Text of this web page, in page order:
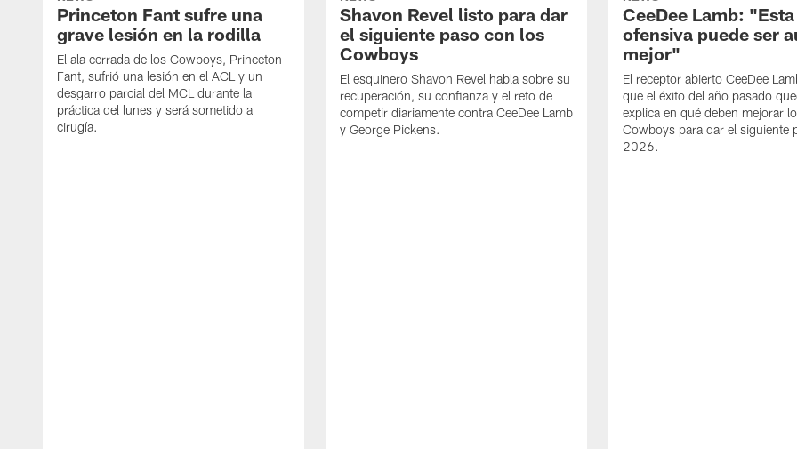
Princeton Fant sufre una
grave lesión en la rodilla
El ala cerrada de los Cowboys, Princeton
Fant, sufrió una lesión en el ACL y un
desgarro parcial del MCL durante la
práctica del lunes y será sometido a
cirugía.
Shavon Revel listo para dar
el siguiente paso con los
Cowboys
El esquinero Shavon Revel habla sobre su
recuperación, su confianza y el reto de
competir diariamente contra CeeDee Lamb
y George Pickens.
CeeDee Lamb: "Esta
ofensiva puede ser
mejor"
El receptor abierto CeeDee
que el éxito del año pasado
explica en qué deben mejorar
Cowboys para dar el siguiente
2026.